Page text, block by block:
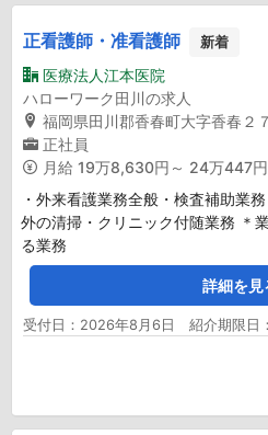
正看護師・准看護師 新着
医療法人江本医院
ハローワーク田川の求人
福岡県田川郡香春町大字香春２
正社員
月給 19万8,630円～ 24万447円
・外来看護業務全般・検査補助業
外の清掃・クリニック付随業務 ＊
る業務
詳細を見
受付日：2026年8月6日 紹介期限日